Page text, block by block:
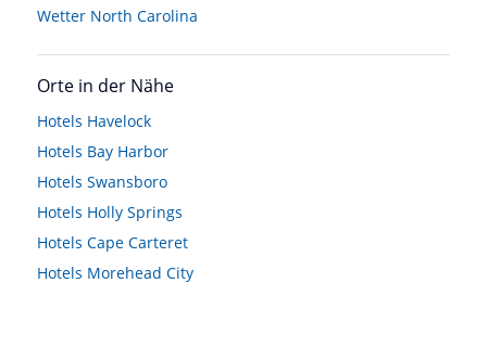
Wetter North Carolina
Orte in der Nähe
Hotels Havelock
Hotels Bay Harbor
Hotels Swansboro
Hotels Holly Springs
Hotels Cape Carteret
Hotels Morehead City